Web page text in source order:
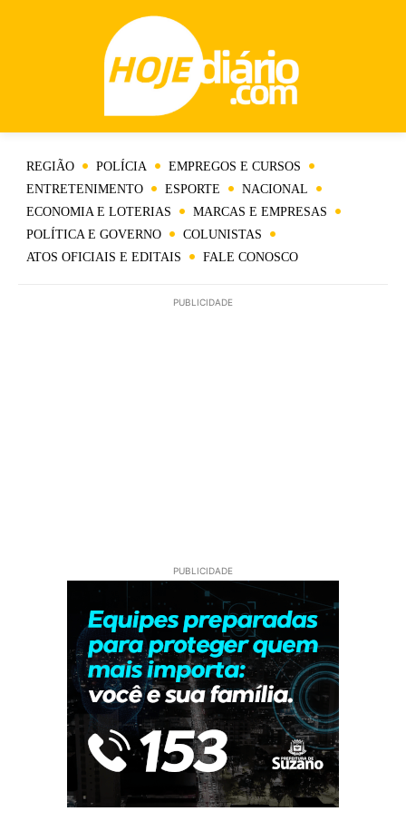
REGIÃO POLÍCIA
EMPREGOS E CURSOS
ENTRETENIMENTO
ESPORTE
NACIONAL
ECONOMIA E LOTERIAS
MARCAS E EMPRESAS
POLÍTICA E GOVERNO
COLUNISTAS
ATOS OFICIAIS E EDITAIS
FALE CONOSCO
PUBLICIDADE
PUBLICIDADE